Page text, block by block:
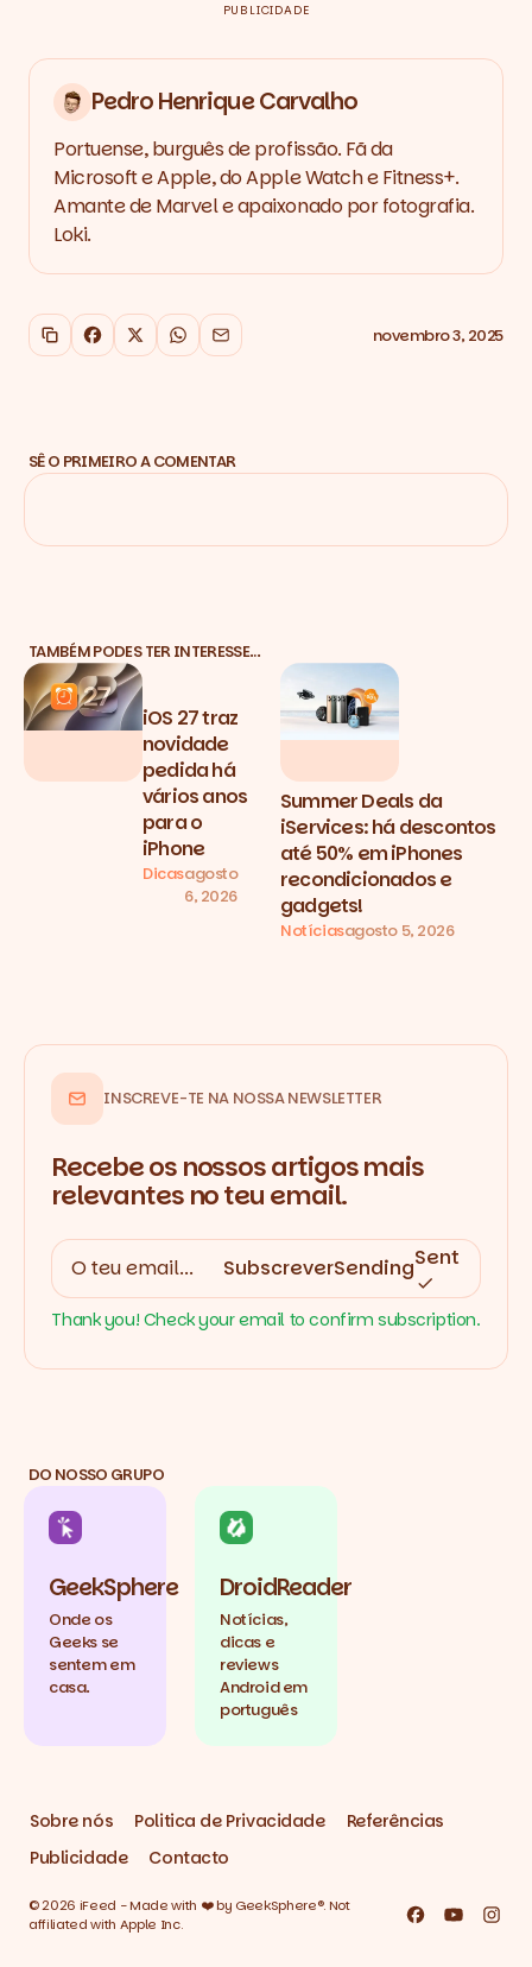
PUBLICIDADE
Pedro Henrique Carvalho
Portuense, burguês de profissão. Fã da
Microsoft e Apple, do Apple Watch e Fitness+.
Amante de Marvel e apaixonado por fotografia.
Loki.
Copiar link
Facebook
X WhatsApp
Email novembro 3, 2025
SÊ O PRIMEIRO A COMENTAR
TAMBÉM PODES TER INTERESSE…
iOS 27 traz
novidade
pedida há
vários anos
para o
iPhone
Dicasagosto
6, 2026
Summer Deals da
iServices: há descontos
até 50% em iPhones
recondicionados e
gadgets!
Notíciasagosto 5, 2026
INSCREVE-TE NA NOSSA NEWSLETTER
Recebe os nossos artigos mais
relevantes no teu email.
SubscreverSendingSent
Thank you! Check your email to confirm subscription.
DO NOSSO GRUPO
GeekSphere
Onde os
Geeks se
sentem em
casa.
DroidReader
Notícias,
dicas e
reviews
Android em
português
Sobre nós Politica de Privacidade
Referências
Publicidade
Contacto
© 2026 iFeed - Made with ❤️ by GeekSphere®. Not
affiliated with Apple Inc.
Facebook
YouTube